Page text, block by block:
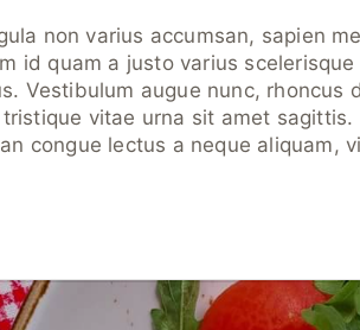
non varius accumsan, sapien
id quam a justo varius
Vestibulum augue nunc, rhoncus
vitae urna sit amet
congue lectus a neque aliquam,